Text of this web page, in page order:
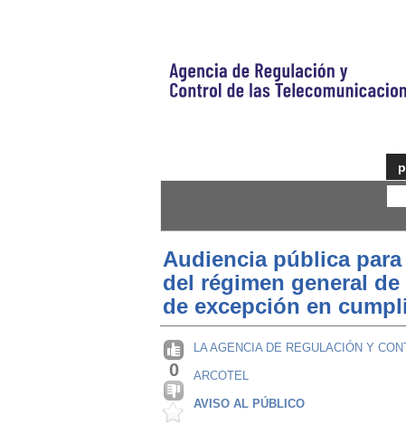
Audiencia pública
del régimen general
de excepción en
0
LA AGENCIA DE REGULACIÓN Y
ARCOTEL
AVISO AL PÚBLICO